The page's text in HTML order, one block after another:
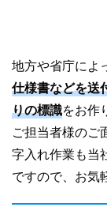
地方や省庁によ
仕様書などを送
りの標識をお作
ご担当者様のご
字入れ作業も当
ですので、お気